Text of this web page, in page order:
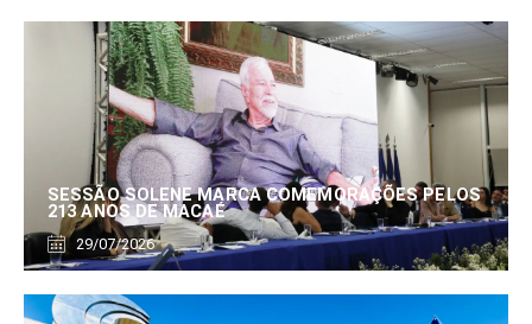
SESSÃO SOLENE MARCA COMEMORAÇÕES PELOS
213 ANOS DE MACAÉ
29/07/2026